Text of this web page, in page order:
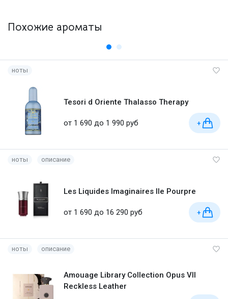
Похожие ароматы
ноты
Tesori d Oriente Thalasso Therapy
от 1 690 до 1 990 руб +
ноты описание
Les Liquides Imaginaires Ile Pourpre
от 1 690 до 16 290 руб +
ноты описание
Amouage Library Collection Opus VII
Reckless Leather